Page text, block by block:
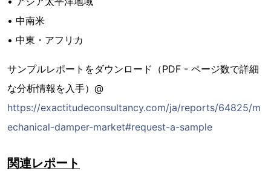
• 中南米
• 中東・アフリカ
サンプルレポートをダウンロード（PDF - ページ数で詳細
な分析情報を入手）@
https://exactitudeconsultancy.com/ja/reports/64825/m
echanical-damper-market#request-a-sample
関連レポート